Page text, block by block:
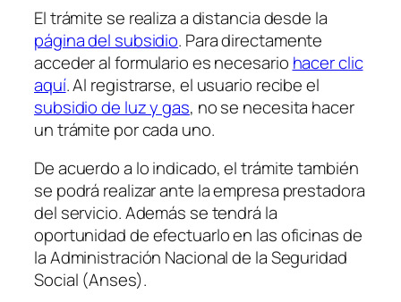
El trámite se realiza a distancia desde la
página del subsidio. Para directamente
acceder al formulario es necesario hacer clic
aquí. Al registrarse, el usuario recibe el
subsidio de luz y gas, no se necesita hacer
un trámite por cada uno.
De acuerdo a lo indicado, el trámite también
se podrá realizar ante la empresa prestadora
del servicio. Además se tendrá la
oportunidad de efectuarlo en las oficinas de
la Administración Nacional de la Seguridad
Social (Anses).